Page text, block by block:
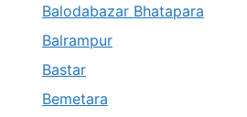
Balodabazar Bhatapara
Balrampur
Bastar
Bemetara